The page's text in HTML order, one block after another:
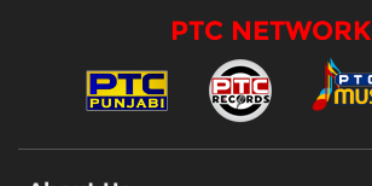
PTC NETWORK